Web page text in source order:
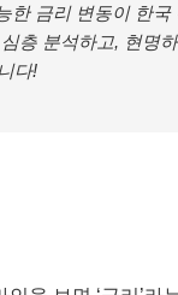
한 금리 변동이 한국
층 분석하고, 현명
다!